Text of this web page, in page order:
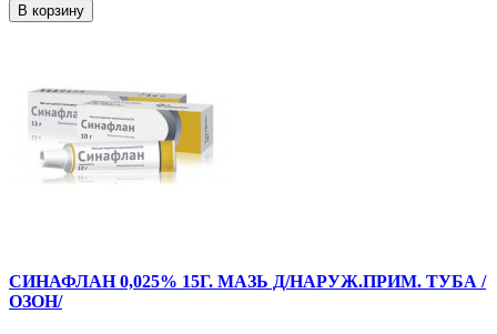
В корзину
СИНАФЛАН 0,025% 15Г. МАЗЬ Д/НАРУЖ.ПРИМ. ТУБА /
ОЗОН/